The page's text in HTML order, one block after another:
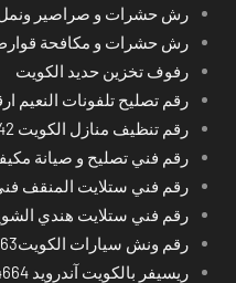
رش حشرات و صراصير ونمل
رش حشرات و مكافحة قوارض
رفوف تخزين حديد الكويت
رقم تصليح تلفونات النعيم
رقم تنظيف منازل الكويت 55549242
رقم فني تصليح و صيانة
رقم فني ستلايت المنقف
رقم فني ستلايت هندي
رقم ونش سيارات الكويت67733663
ريسيفر بالكويت آندرويد 55704664